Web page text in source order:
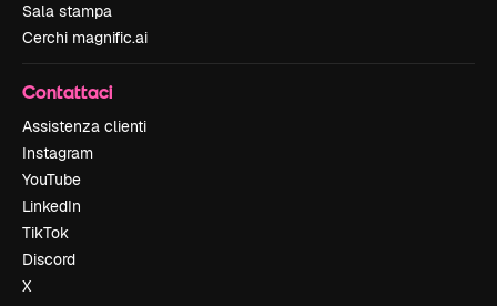
Sala stampa
Cerchi magnific.ai
Contattaci
Assistenza clienti
Instagram
YouTube
LinkedIn
TikTok
Discord
X